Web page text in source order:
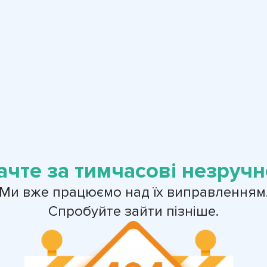
за тимчасові
вже працюємо над їх
Спробуйте зайти пізніше.